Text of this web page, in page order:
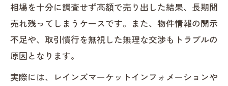
不動産売却時に活かすレインズの検索テ
クニック
不動産売却時の相場感を養う具体策
不動産売却事例を活用した相場感の身に
つけ方
相場を十分に調査せず高額で売り出した結果、長期間
売れ残ってしまうケースです。また、物件情報の開示
不足や、取引慣行を無視した無理な交渉もトラブルの
原因となります。
実際には、レインズマーケットインフォメーションや